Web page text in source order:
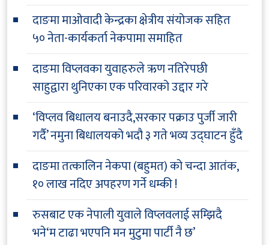
दाङमा माओवादी केन्द्रका क्षेत्रीय संयोजक सहित
५० नेता-कार्यकर्ता नेकपामा समाहित
दाङमा विप्लवका युवाहरुले ऋण नतिरेपछी
साहुद्वारा थुनिएका एक परिवारको उद्दार गरे
‘विप्लव बिधालय बनाउदै,सरकार पक्राउ पुर्जी जारी
गर्दै’ नमुना बिधालयको भदौ ३ गते भव्य उद्घाटन हुँदै
दाङमा तत्कालिन नेकपा (बहुमत) को चन्दा आतंक,
१० लाख नदिए अपहरण गर्ने धम्की !
रुसबाट एक नेपाली युवाले विप्लवलाई सम्झिदै
भने‘म टाढा भएपनि मन मुटुमा पार्टी नै छ’